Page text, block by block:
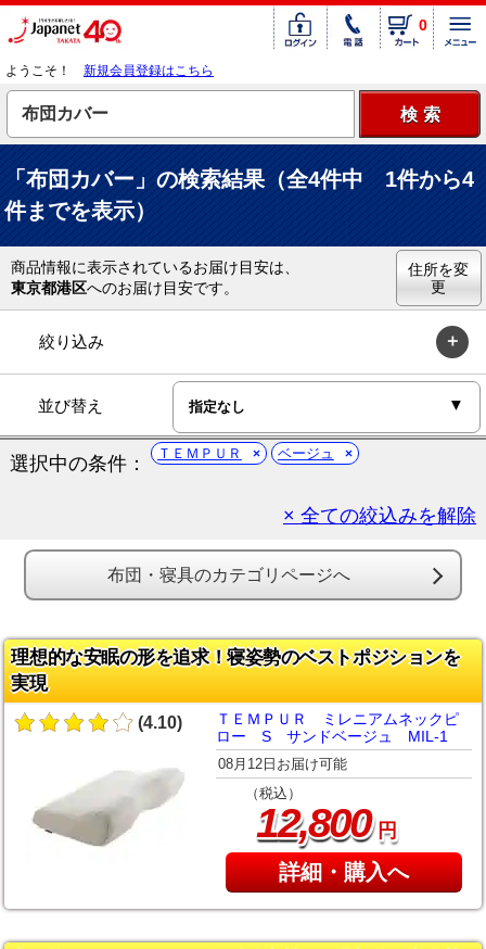
0
ようこそ！ 新規会員登録はこちら
「布団カバー」の検索結果（全4件中 1件から4
件までを表示）
商品情報に表示されているお届け目安は、
東京都港区へのお届け目安です。
住所を変
更
絞り込み
並び替え
選択中の条件： ＴＥＭＰＵＲ ベージュ
× 全ての絞込みを解除
布団・寝具のカテゴリページへ
理想的な安眠の形を追求！寝姿勢のベストポジションを
実現
(4.10)
ＴＥＭＰＵＲ ミレニアムネックピ
ロー S サンドベージュ MIL-1
08月12日お届け可能
（税込）
12,800円
詳細・購入へ